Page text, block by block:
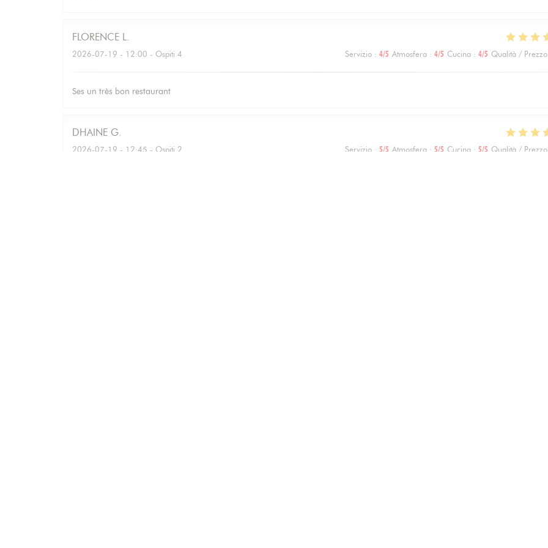
FLORENCE L
2026-07-19 - 12:00 - Ospiti 4 Servizio : 4/5 Atmosfera : 4/5 Cucina : 4/5 Qualità / Prezzo
Ses un très bon restaurant
DHAINE G
2026-07-19 - 12:45 - Ospiti 2 Servizio : 5/5 Atmosfera : 5/5 Cucina : 5/5 Qualità / Prezzo